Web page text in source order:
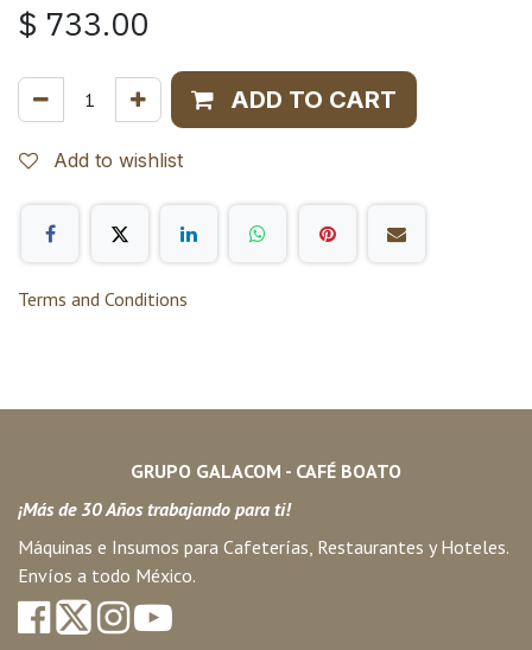
$ 733.00
ADD TO CART
Add to wishlist
Terms and Conditions
GRUPO GALACOM - CAFÉ BOATO
¡Más de 30 Años trabajando para ti!
Máquinas e Insumos para Cafeterías, Restaurantes y Hoteles.
Envíos a todo México.